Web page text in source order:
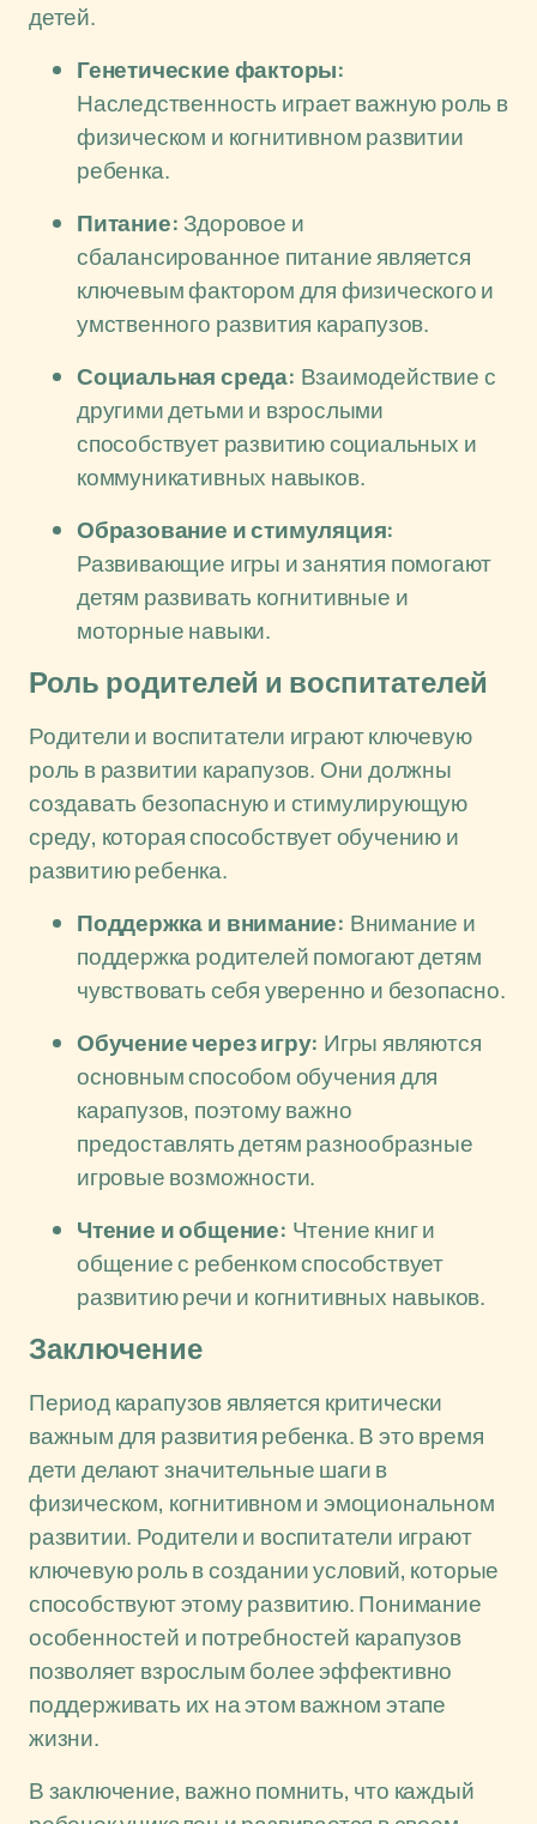
детей.
Генетические факторы:
Наследственность играет важную роль в
физическом и когнитивном развитии
ребенка.
Питание: Здоровое и
сбалансированное питание является
ключевым фактором для физического и
умственного развития карапузов.
Социальная среда: Взаимодействие с
другими детьми и взрослыми
способствует развитию социальных и
коммуникативных навыков.
Образование и стимуляция:
Развивающие игры и занятия помогают
детям развивать когнитивные и
моторные навыки.
Роль родителей и воспитателей
Родители и воспитатели играют ключевую
роль в развитии карапузов. Они должны
создавать безопасную и стимулирующую
среду, которая способствует обучению и
развитию ребенка.
Поддержка и внимание: Внимание и
поддержка родителей помогают детям
чувствовать себя уверенно и безопасно.
Обучение через игру: Игры являются
основным способом обучения для
карапузов, поэтому важно
предоставлять детям разнообразные
игровые возможности.
Чтение и общение: Чтение книг и
общение с ребенком способствует
развитию речи и когнитивных навыков.
Заключение
Период карапузов является критически
важным для развития ребенка. В это время
дети делают значительные шаги в
физическом, когнитивном и эмоциональном
развитии. Родители и воспитатели играют
ключевую роль в создании условий, которые
способствуют этому развитию. Понимание
особенностей и потребностей карапузов
позволяет взрослым более эффективно
поддерживать их на этом важном этапе
жизни.
В заключение, важно помнить, что каждый